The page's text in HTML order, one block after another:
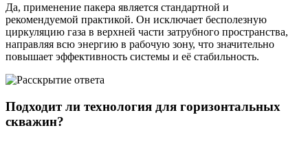
Да, применение пакера является стандартной и
рекомендуемой практикой. Он исключает бесполезную
циркуляцию газа в верхней части затрубного пространства,
направляя всю энергию в рабочую зону, что значительно
повышает эффективность системы и её стабильность.
Подходит ли технология для горизонтальных
скважин?